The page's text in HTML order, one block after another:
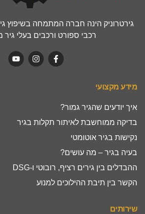
גירטרוניק הינה חברה המתמחה בשיפוץ
רכבי ספורט ורכבים בעלי
מידע מקצועי
איך יודעים שהגיר גמור?
בדיקה ממוחשבת לאיתור תקלות בגיר
נקישות בגיר אוטומטי
בעיה בגיר – מה עושים?
ההבדלים בין גירים רציף, רובוטי ו-DSG
הקשר בין תיבת ההילוכים למנוע
שירותים